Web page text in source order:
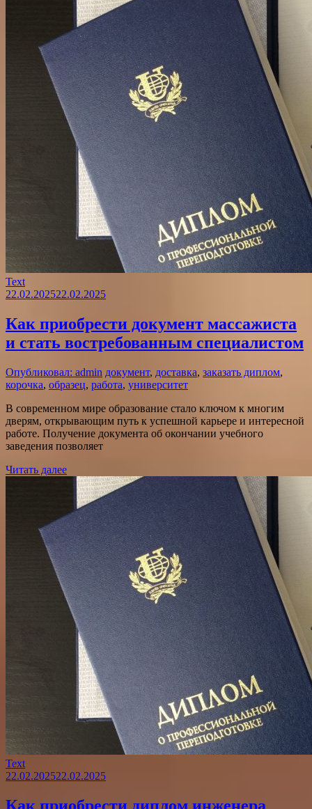
Text
22.02.202522.02.2025
Как приобрести документ массажиста
и стать востребованным специалистом
Опубликовал: admin документ, доставка, заказать диплом,
корочка, образец, работа, университет
В современном мире образование стало ключом к многим
дверям, открывающим путь к успешной карьере и интересной
работе. Получение документа об окончании учебного
заведения позволяет
Читать далее
Text
22.02.202522.02.2025